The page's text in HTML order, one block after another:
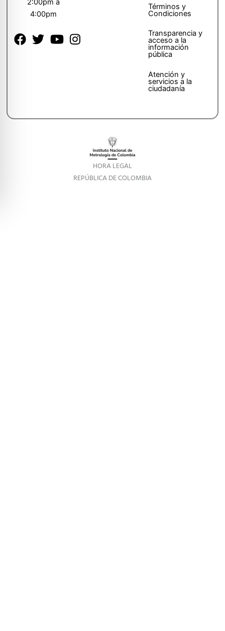
2:00pm a
4:00pm
Términos y
Condiciones
Transparencia y
acceso a la
información
pública
Atención y
servicios a la
ciudadanía
HORA LEGAL
REPÚBLICA DE COLOMBIA